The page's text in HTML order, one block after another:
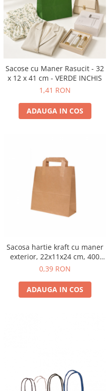
Sacose cu Maner Rasucit - 32
x 12 x 41 cm - VERDE INCHIS
1,41 RON
ADAUGA IN COS
Sacosa hartie kraft cu maner
exterior, 22x11x24 cm, 400
buc - NATUR au revenit in0,39 RON
ADAUGA IN COS